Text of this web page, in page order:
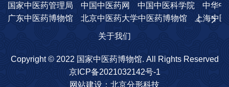
国家中医药管理局
中国中医药网 中国中医科学院
中华中
广东中医药博物馆
北京中医药大学中医药博物馆 上海中
关于我们
Copyright © 2022 国家中医药博物馆. All Rights Reserved
京ICP备2021032142号-1
网站建设 ： 北京分形科技